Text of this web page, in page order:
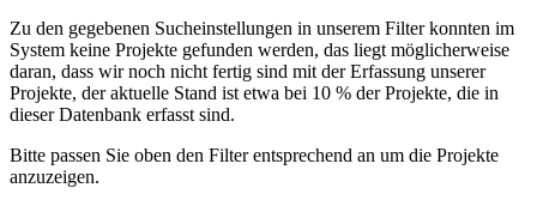
Zu den gegebenen Sucheinstellungen in unserem Filter konnten im
System keine Projekte gefunden werden, das liegt möglicherweise
daran, dass wir noch nicht fertig sind mit der Erfassung unserer
Projekte, der aktuelle Stand ist etwa bei 10 % der Projekte, die in
dieser Datenbank erfasst sind.
Bitte passen Sie oben den Filter entsprechend an um die Projekte
anzuzeigen.